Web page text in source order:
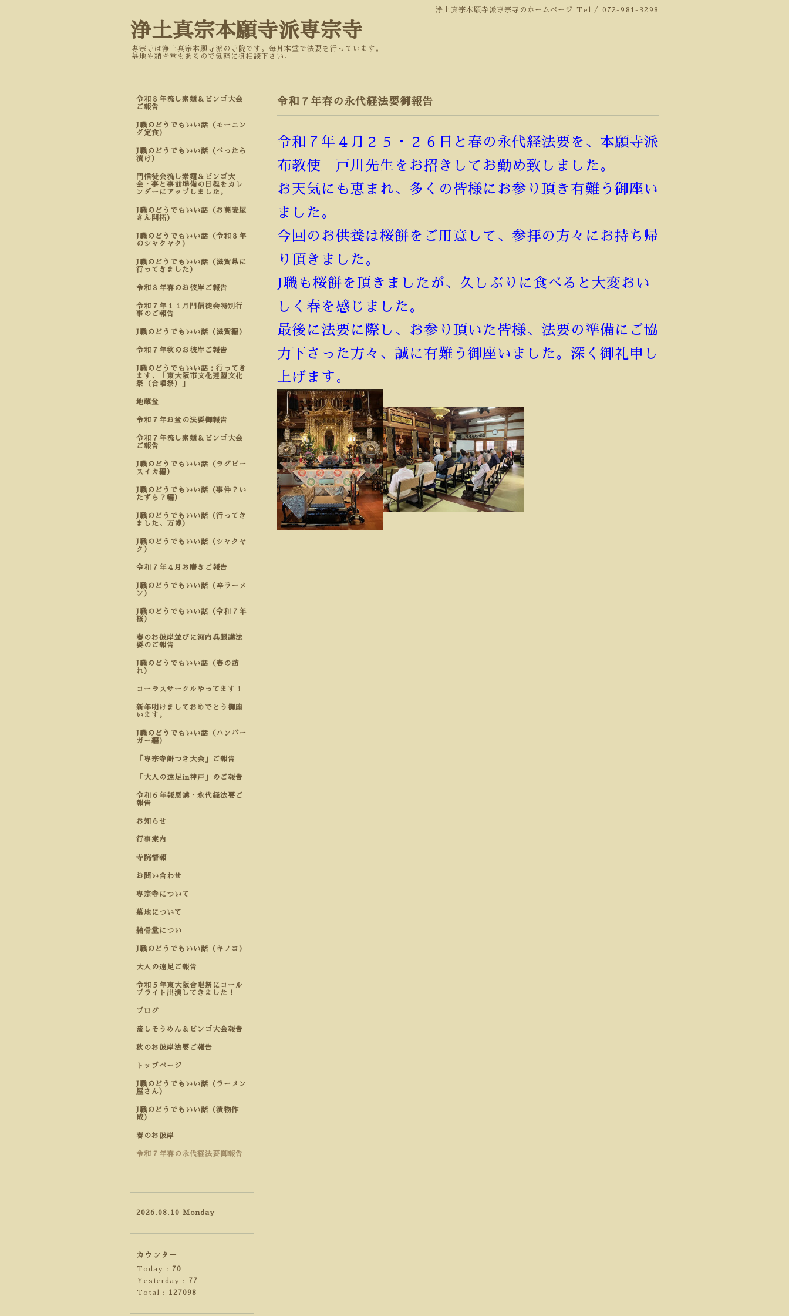
浄土真宗本願寺派専宗寺のホームページ Tel / 072-981-3298
浄土真宗本願寺派専宗寺
専宗寺は浄土真宗本願寺派の寺院です。毎月本堂で法要を行っています。
墓地や納骨堂もあるので気軽に御相談下さい。
令和７年春の永代経法要御報告
令和７年４月２５・２６日と春の永代経法要を、本願寺派
布教使 戸川先生をお招きしてお勤め致しました。
お天気にも恵まれ、多くの皆様にお参り頂き有難う御座い
ました。
今回のお供養は桜餅をご用意して、参拝の方々にお持ち帰
り頂きました。
J職も桜餅を頂きましたが、久しぶりに食べると大変おい
しく春を感じました。
最後に法要に際し、お参り頂いた皆様、法要の準備にご協
力下さった方々、誠に有難う御座いました。深く御礼申し
上げます。
令和８年流し素麺＆ビンゴ大会
ご報告
J職のどうでもいい話（モーニン
グ定食）
J職のどうでもいい話（べったら
漬け）
門信徒会流し素麺＆ビンゴ大
会・事と事前準備の日程をカレ
ンダーにアップしました。
J職のどうでもいい話（お蕎麦屋
さん開拓）
J職のどうでもいい話（令和８年
のシャクヤク）
J職のどうでもいい話（滋賀県に
行ってきました）
令和８年春のお彼岸ご報告
令和７年１１月門信徒会特別行
事のご報告
J職のどうでもいい話（滋賀編）
令和７年秋のお彼岸ご報告
J職のどうでもいい話：行ってき
ます、「東大阪市文化連盟文化
祭（合唱祭）」
地蔵盆
令和７年お盆の法要御報告
令和７年流し素麺＆ビンゴ大会
ご報告
J職のどうでもいい話（ラグビー
スイカ編）
J職のどうでもいい話（事件？い
たずら？編）
J職のどうでもいい話（行ってき
ました、万博）
J職のどうでもいい話（シャクヤ
ク）
令和７年４月お磨きご報告
J職のどうでもいい話（辛ラーメ
ン）
J職のどうでもいい話（令和７年
桜）
春のお彼岸並びに河内呉服講法
要のご報告
J職のどうでもいい話（春の訪
れ）
コーラスサークルやってます！
新年明けましておめでとう御座
います。
J職のどうでもいい話（ハンバー
ガー編）
「専宗寺餅つき大会」ご報告
「大人の遠足in神戸」のご報告
令和６年報恩講・永代経法要ご
報告
お知らせ
行事案内
寺院情報
お問い合わせ
専宗寺について
墓地について
納骨堂につい
J職のどうでもいい話（キノコ）
大人の遠足ご報告
令和５年東大阪合唱祭にコール
ブライト出演してきました！
ブログ
流しそうめん＆ビンゴ大会報告
秋のお彼岸法要ご報告
トップページ
J職のどうでもいい話（ラーメン
屋さん）
J職のどうでもいい話（漬物作
成）
春のお彼岸
令和７年春の永代経法要御報告
2026.08.10 Monday
カウンター
Today : 70
Yesterday : 77
Total : 127098